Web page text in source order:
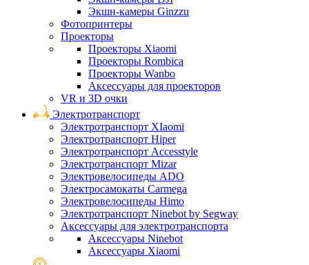
Экшн-камеры Ginzzu
Фотопринтеры
Проекторы
Проекторы Xiaomi
Проекторы Rombica
Проекторы Wanbo
Аксессуары для проекторов
VR и 3D очки
Электротранспорт
Электротранспорт XIaomi
Электротранспорт Hiper
Электротранспорт Accesstyle
Электротранспорт Mizar
Электровелосипеды ADO
Электросамокаты Carmega
Электровелосипеды Himo
Электротранспорт Ninebot by Segway
Аксессуары для электротранспорта
Аксессуары Ninebot
Аксессуары Xiaomi